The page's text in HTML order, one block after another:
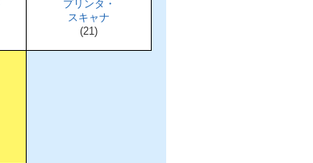
プリンタ・
スキャナ
(21)